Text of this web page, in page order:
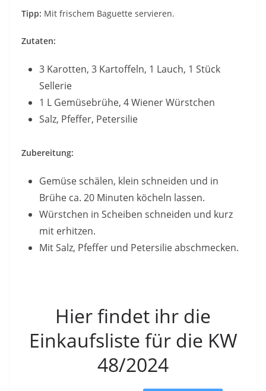
Tipp: Mit frischem Baguette servieren.
Zutaten:
3 Karotten, 3 Kartoffeln, 1 Lauch, 1 Stück
Sellerie
1 L Gemüsebrühe, 4 Wiener Würstchen
Salz, Pfeffer, Petersilie
Zubereitung:
Gemüse schälen, klein schneiden und in
Brühe ca. 20 Minuten köcheln lassen.
Würstchen in Scheiben schneiden und kurz
mit erhitzen.
Mit Salz, Pfeffer und Petersilie abschmecken.
Hier findet ihr die
Einkaufsliste für die KW
48/2024